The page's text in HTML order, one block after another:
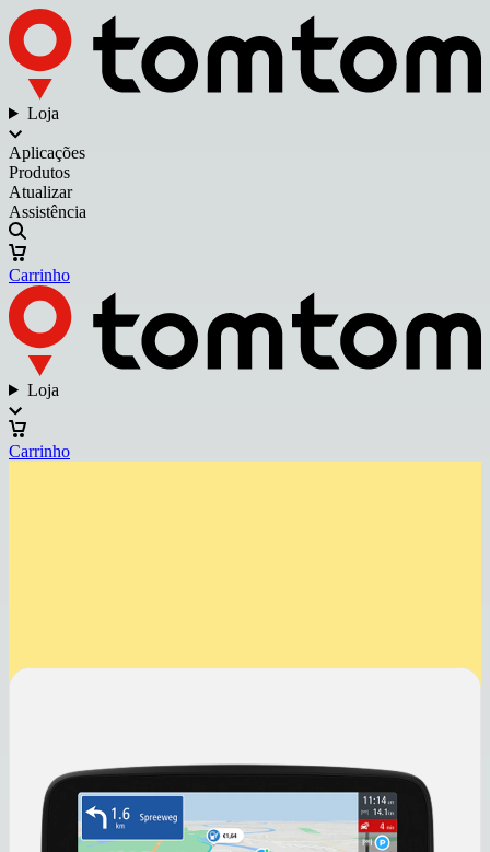
Loja
Aplicações
Produtos
Atualizar
Assistência
Carrinho
Loja
Carrinho